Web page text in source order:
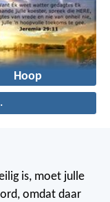
Hoop
is, moet julle
omdat daar